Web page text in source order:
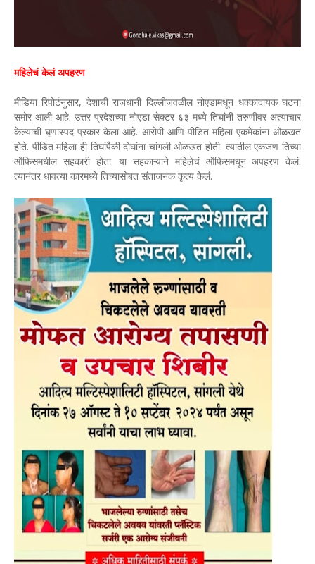
महिलेचं केलं अपहरण
मीडिया रिपोर्टनुसार, देशाची राजधानी दिल्लीजवळील नोएडामधून धक्कादायक घटना
समोर आली आहे. उत्तर प्रदेशच्या नोएडा सेक्टर ६३ मध्ये तिघांनी तरुणीवर अत्याचार
केल्याची घृणास्पद प्रकार केला आहे. आरोपी आणि पीडित महिला एकमेकांना ओळखत
होते. पीडित महिला ही तिघांपैकी दोघांना चांगली ओळखत होती. त्यातील एकजण तिच्या
ऑफिसमधील सहकारी होता. या सहकाऱ्याने महिलेचं ऑफिसमधून अपहरण केलं.
त्यानंतर धावत्या कारमध्ये तिच्यासोबत संताजनक कृत्य केलं.